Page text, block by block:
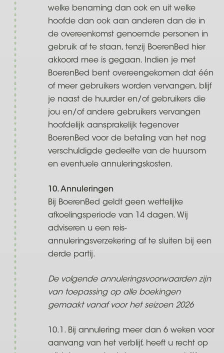
welke benaming dan ook en uit welke
hoofde dan ook aan anderen dan de in
de overeenkomst genoemde personen in
gebruik af te staan, tenzij BoerenBed hier
akkoord mee is gegaan. Indien je met
BoerenBed bent overeengekomen dat één
of meer gebruikers worden vervangen, blijf
je naast de huurder en/of gebruikers die
jou en/of andere gebruikers vervangen
hoofdelijk aansprakelijk tegenover
BoerenBed voor de betaling van het nog
verschuldigde gedeelte van de huursom
en eventuele annuleringskosten.
10. Annuleringen
Bij BoerenBed geldt geen wettelijke
afkoelingsperiode van 14 dagen. Wij
adviseren u een reis-
annuleringsverzekering af te sluiten bij een
derde partij.
De volgende annuleringsvoorwaarden zijn
van toepassing op alle boekingen
gemaakt vanaf voor het seizoen 2026
10.1. Bij annulering meer dan 6 weken voor
aanvang van het verblijf, heeft u recht op